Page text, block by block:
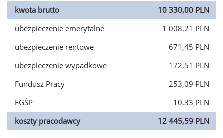
kwota brutto
10 330,00 PLN
ubezpieczenie emerytalne
1 008,21 PLN
ubezpieczenie rentowe
671,45 PLN
ubezpieczenie wypadkowe
172,51 PLN
Fundusz Pracy
253,09 PLN
FGŚP
10,33 PLN
koszty pracodawcy
12 445,59 PLN